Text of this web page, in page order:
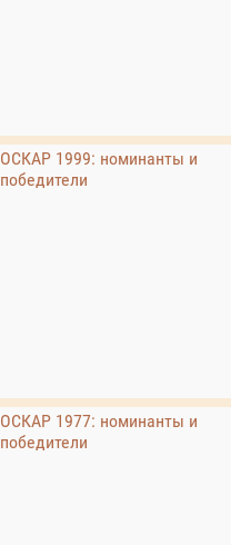
ОСКАР 1999: номинанты и
победители
ОСКАР 1977: номинанты и
победители